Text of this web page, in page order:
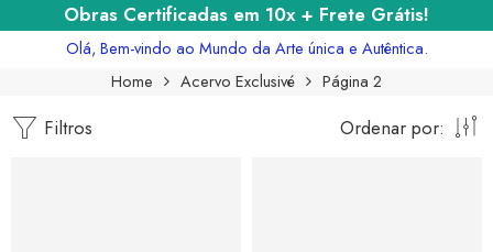
Obras Certificadas em 10x + Frete Grátis!
Olá, Bem-vindo ao Mundo da Arte única e Autêntica.
Home
Acervo Exclusivé Página 2
Filtros Ordenar por: